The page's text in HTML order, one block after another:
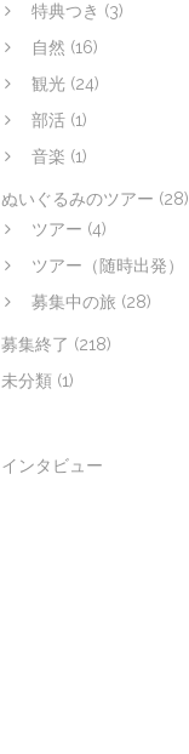
特典つき (3)
自然 (16)
観光 (24)
部活 (1)
音楽 (1)
ぬいぐるみのツアー (28)
ツアー (4)
ツアー（随時出発）
募集中の旅 (28)
募集終了 (218)
未分類 (1)
インタビュー